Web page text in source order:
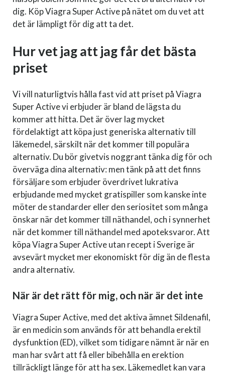
dig. Köp Viagra Super Active på nätet om du vet att
det är lämpligt för dig att ta det.
Hur vet jag att jag får det bästa
priset
Vi vill naturligtvis hålla fast vid att priset på Viagra
Super Active vi erbjuder är bland de lägsta du
kommer att hitta. Det är över lag mycket
fördelaktigt att köpa just generiska alternativ till
läkemedel, särskilt när det kommer till populära
alternativ. Du bör givetvis noggrant tänka dig för och
överväga dina alternativ: men tänk på att det finns
försäljare som erbjuder överdrivet lukrativa
erbjudande med mycket gratispiller som kanske inte
möter de standarder eller den seriositet som många
önskar när det kommer till näthandel, och i synnerhet
när det kommer till näthandel med apoteksvaror. Att
köpa Viagra Super Active utan recept i Sverige är
avsevärt mycket mer ekonomiskt för dig än de flesta
andra alternativ.
När är det rätt för mig, och när är det inte
Viagra Super Active, med det aktiva ämnet Sildenafil,
är en medicin som används för att behandla erektil
dysfunktion (ED), vilket som tidigare nämnt är när en
man har svårt att få eller bibehålla en erektion
tillräckligt länge för att ha sex. Läkemedlet kan vara